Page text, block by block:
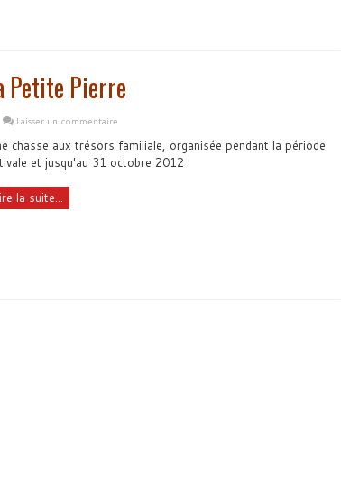
Petite Pierre
Laisser un commentaire
chasse aux trésors familiale, organisée pendant la période
et jusqu'au 31 octobre 2012
la suite...